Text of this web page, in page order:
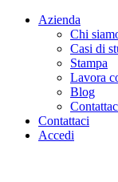
Azienda
Chi
Casi di
Stampa
Lavora
Blog
Contattaci
Accedi